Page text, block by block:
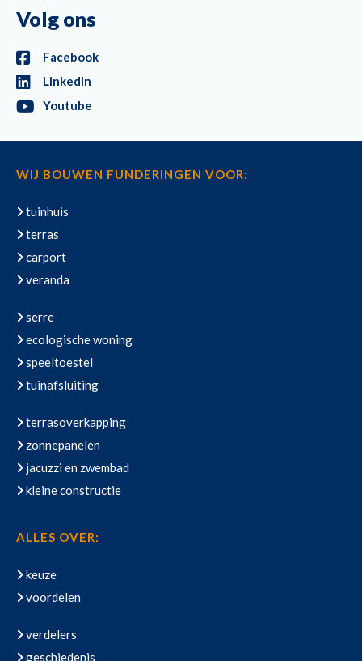
Volg ons
Facebook
LinkedIn
Youtube
WIJ BOUWEN FUNDERINGEN VOOR:
tuinhuis
terras
carport
veranda
serre
ecologische woning
speeltoestel
tuinafsluiting
terrasoverkapping
zonnepanelen
jacuzzi en zwembad
kleine constructie
ALLES OVER:
keuze
voordelen
verdelers
geschiedenis